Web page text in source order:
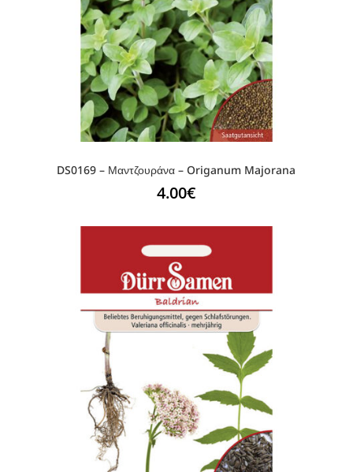
DS0169 – Μαντζουράνα – Origanum Majorana
4.00€